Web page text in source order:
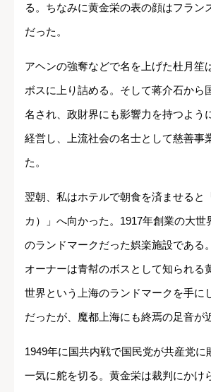
る。ちなみに黄金栄の表の顔はフラン
だった。
アヘンの強奪などで名を上げた杜月笙
ボスに上り詰める。そして蒋介石から
名され、政財界にも影響力を持つよう
経営し、上流社会の名士として慈善事
た。
翌朝、私はホテルで朝食を済ませると
カ）」へ向かった。1917年創業の大世
のランドマークだった娯楽施設である
オーナーは青幇のボスとして知られる
世界という上海のランドマークを手に
だったが、魔都上海にも終焉の足音が
1949年に国共内戦で国民党が共産党に
一気に舵を切る。黄金栄は裁判にかけ